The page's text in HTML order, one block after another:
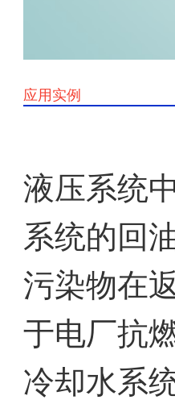
应用实例
液压系统
系统的回
污染物在
于电厂抗
冷却水系